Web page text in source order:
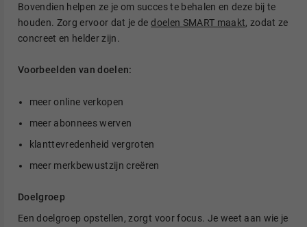
Bovendien helpen ze je om succes te behalen en deze bij te
houden. Zorg ervoor dat je dedoelen SMART maakt, zodat ze
concreet en helder zijn.
Voorbeelden van doelen:
meer online verkopen
meer abonnees werven
klanttevredenheid vergroten
meer merkbewustzijn creëren
Doelgroep
Een doelgroep opstellen, zorgt voor focus. Je weet aan wie je